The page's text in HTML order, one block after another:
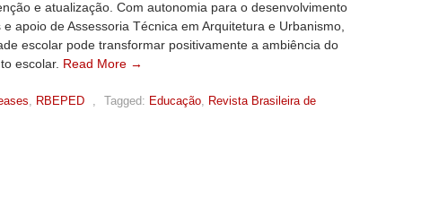
e atualização. Com autonomia para o desenvolvimento
apoio de Assessoria Técnica em Arquitetura e Urbanismo,
escolar pode transformar positivamente a ambiência do
escolar. Read More →
, RBEPED , Tagged: Educação, Revista Brasileira de